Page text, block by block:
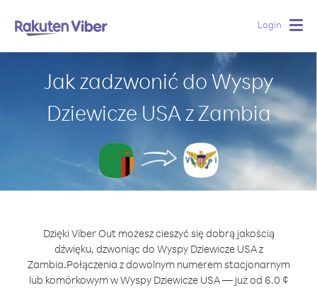
Login
Jak zadzwonić do Wyspy
Dziewicze USA z Zambia
Dzięki Viber Out możesz cieszyć się dobrą jakością
dźwięku, dzwoniąc do Wyspy Dziewicze USA z
Zambia.Połączenia z dowolnym numerem stacjonarnym
lub komórkowym w Wyspy Dziewicze USA — już od 6.0 ¢